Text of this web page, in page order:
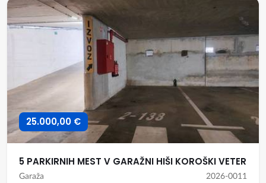
25.000,00 €
5 PARKIRNIH MEST V GARAŽNI HIŠI KOROŠKI VETER
Garaža
2026-0011